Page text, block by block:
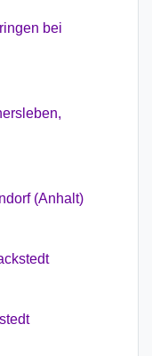
bei
(Anhalt)